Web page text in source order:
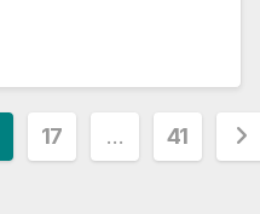
17 … 41